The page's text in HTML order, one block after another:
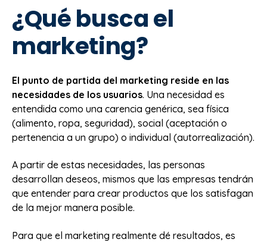
¿Qué busca el
marketing?
El punto de partida del marketing reside en las
necesidades de los usuarios. Una necesidad es
entendida como una carencia genérica, sea física
(alimento, ropa, seguridad), social (aceptación o
pertenencia a un grupo) o individual (autorrealización).
A partir de estas necesidades, las personas
desarrollan deseos, mismos que las empresas tendrán
que entender para crear productos que los satisfagan
de la mejor manera posible.
Para que el marketing realmente dé resultados, es